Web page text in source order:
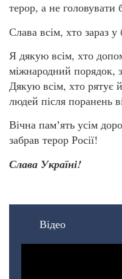
терор, а не головувати
Слава всім, хто зараз
Я дякую всім, хто
міжнародний порядок,
Дякую всім, хто рятує
людей після поранень
Вічна памʼять усім
забрав терор Росії!
Слава Україні!
Відео